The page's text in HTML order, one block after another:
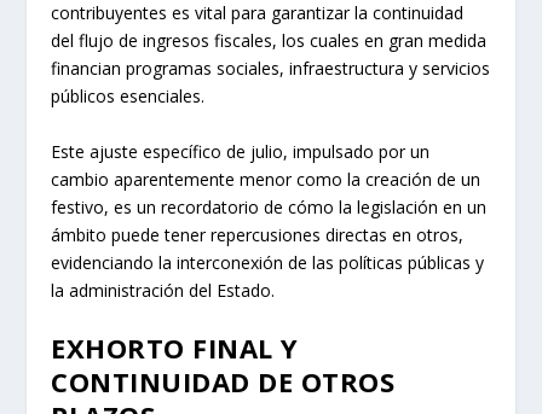
contribuyentes es vital para garantizar la continuidad
del flujo de ingresos fiscales, los cuales en gran medida
financian programas sociales, infraestructura y servicios
públicos esenciales.
Este ajuste específico de julio, impulsado por un
cambio aparentemente menor como la creación de un
festivo, es un recordatorio de cómo la legislación en un
ámbito puede tener repercusiones directas en otros,
evidenciando la interconexión de las políticas públicas y
la administración del Estado.
EXHORTO FINAL Y
CONTINUIDAD DE OTROS